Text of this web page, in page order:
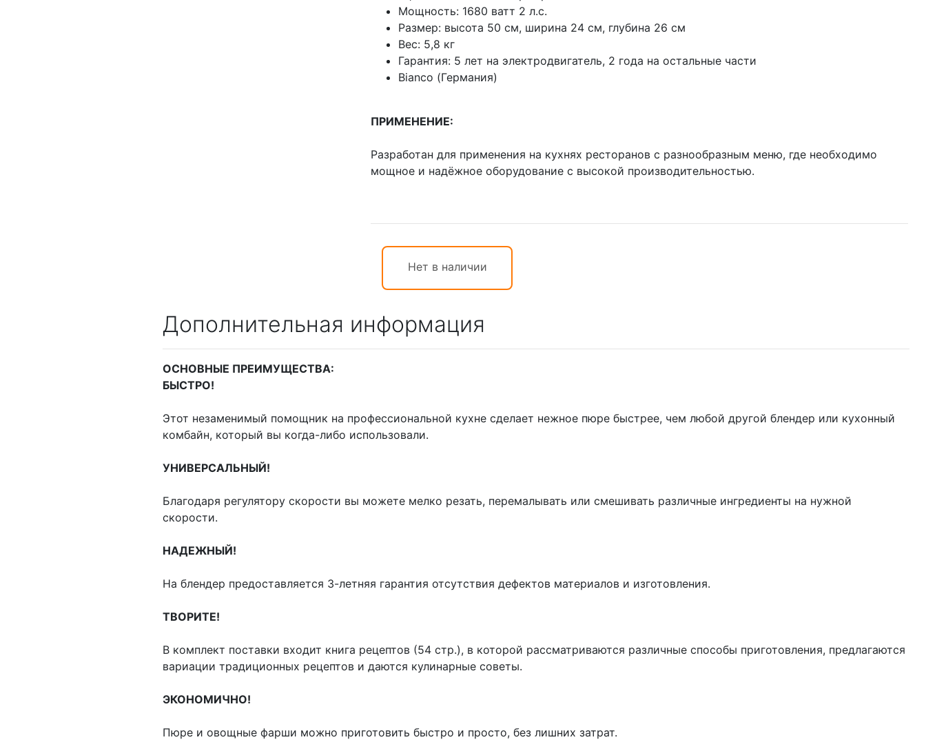
Мощность: 1680 ватт 2 л.с.
Размер: высота 50 см, ширина 24 см, глубина 26 см
Вес: 5,8 кг
Гарантия: 5 лет на электродвигатель, 2 года на остальные части
Bianco (Германия)
ПРИМЕНЕНИЕ:
Разработан для применения на кухнях ресторанов с разнообразным меню, где необходимо
мощное и надёжное оборудование с высокой производительностью.
Нет в наличии
Дополнительная информация
ОСНОВНЫЕ ПРЕИМУЩЕСТВА:
БЫСТРО!
Этот незаменимый помощник на профессиональной кухне сделает нежное пюре быстрее, чем любой другой блендер или кухонный
комбайн, который вы когда-либо использовали.
УНИВЕРСАЛЬНЫЙ!
Благодаря регулятору скорости вы можете мелко резать, перемалывать или смешивать различные ингредиенты на нужной
скорости.
НАДЕЖНЫЙ!
На блендер предоставляется 3-летняя гарантия отсутствия дефектов материалов и изготовления.
ТВОРИТЕ!
В комплект поставки входит книга рецептов (54 стр.), в которой рассматриваются различные способы приготовления, предлагаются
вариации традиционных рецептов и даются кулинарные советы.
ЭКОНОМИЧНО!
Пюре и овощные фарши можно приготовить быстро и просто, без лишних затрат.